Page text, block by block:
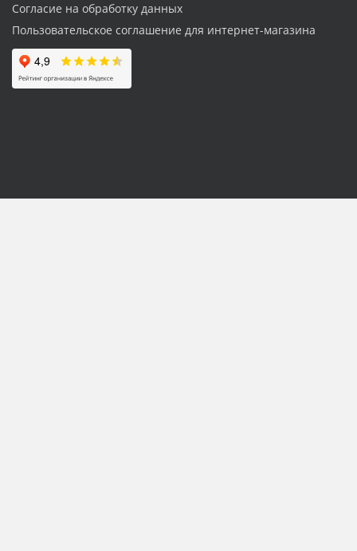
Согласие на обработку данных
Пользовательское соглашение для интернет-магазина